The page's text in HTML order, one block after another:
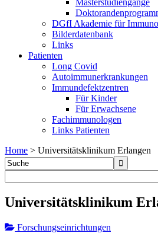
Masterstudiengänge
DGfI Akademie für
Bilderdatenbank
Links
Patienten
Long Covid
Autoimmunerkrankungen
Immundefektzentren
Für Kinder
Für Erwachsene
Fachimmunologen
Links Patienten
Home > Universitätsklinikum Erlangen
Universitätsklinikum
Forschungseinrichtungen